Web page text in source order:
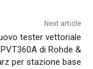
Next article
tester vettoriale
PVT360A di Rohde &
per stazione base